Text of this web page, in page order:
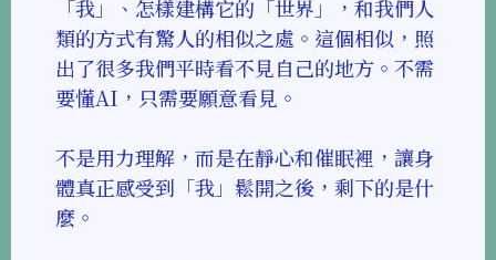
「我」、怎樣建構它的「世界」，和我們人
類的方式有驚人的相似之處。這個相似，照
出了很多我們平時看不見自己的地方。不需
要懂AI，只需要願意看見。
不是用力理解，而是在靜心和催眠裡，讓身
體真正感受到「我」鬆開之後，剩下的是什
麼。